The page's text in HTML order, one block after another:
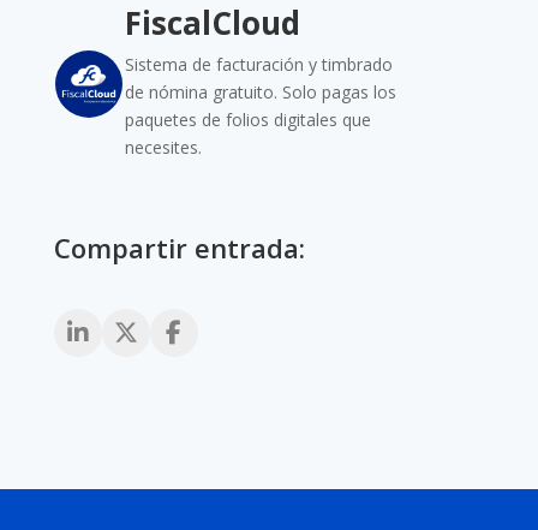
FiscalCloud
Sistema de facturación y timbrado
de nómina gratuito. Solo pagas los
paquetes de folios digitales que
necesites.
Compartir entrada: